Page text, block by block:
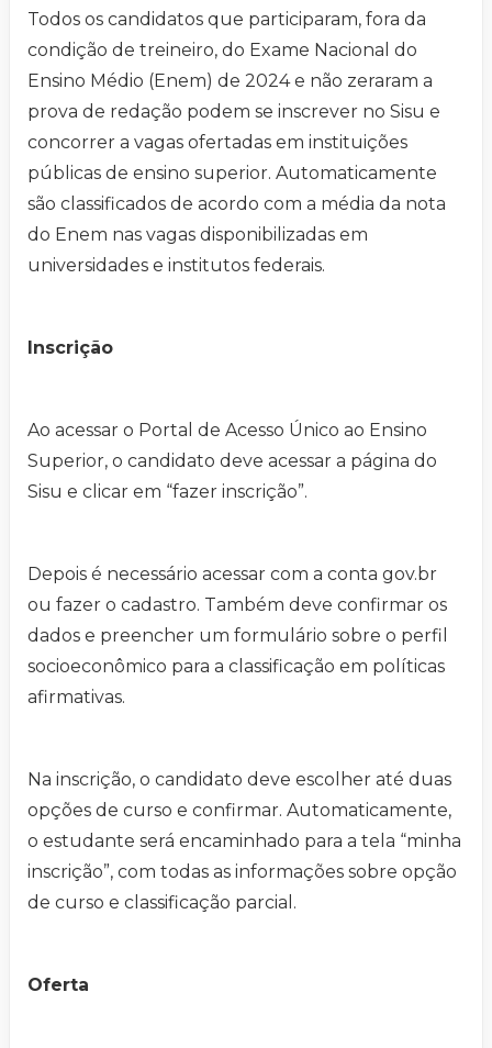
Todos os candidatos que participaram, fora da
condição de treineiro, do Exame Nacional do
Ensino Médio (Enem) de 2024 e não zeraram a
prova de redação podem se inscrever no Sisu e
concorrer a vagas ofertadas em instituições
públicas de ensino superior. Automaticamente
são classificados de acordo com a média da nota
do Enem nas vagas disponibilizadas em
universidades e institutos federais.
Inscrição
Ao acessar o Portal de Acesso Único ao Ensino
Superior, o candidato deve acessar a página do
Sisu e clicar em “fazer inscrição”.
Depois é necessário acessar com a conta gov.br
ou fazer o cadastro. Também deve confirmar os
dados e preencher um formulário sobre o perfil
socioeconômico para a classificação em políticas
afirmativas.
Na inscrição, o candidato deve escolher até duas
opções de curso e confirmar. Automaticamente,
o estudante será encaminhado para a tela “minha
inscrição”, com todas as informações sobre opção
de curso e classificação parcial.
Oferta